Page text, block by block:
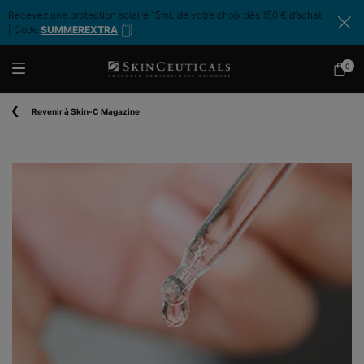
Recevez une protection solaire 15mL de votre choix dès 150 € d’achat
| Code SUMMEREXTRA
Mon
0
0
Revenir à Skin-C Magazine